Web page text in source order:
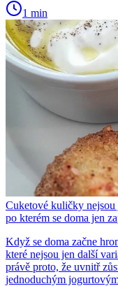
1 min
Cuketové kuličky nejsou
po kterém se doma jen
Když se doma začne
které nejsou jen další
právě proto, že uvnitř
jednoduchým